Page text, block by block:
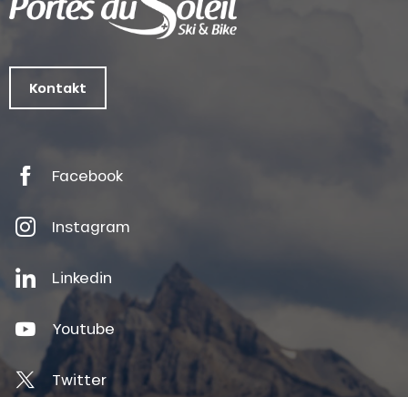
Kontakt
Facebook
Instagram
Linkedin
Youtube
Twitter